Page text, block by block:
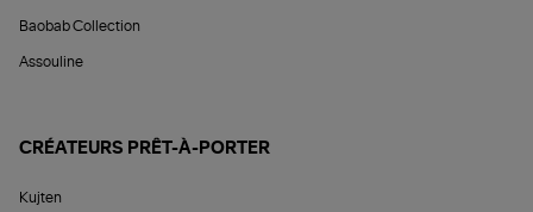
Baobab Collection
Assouline
CRÉATEURS PRÊT-À-PORTER
Kujten